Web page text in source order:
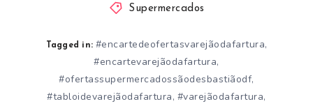
Supermercados
Tagged in: #encartedeofertasvarejãodafartura,
#encartevarejãodafartura,
#ofertassupermercadossãodesbastiãodf,
#tabloidevarejãodafartura, #varejãodafartura,